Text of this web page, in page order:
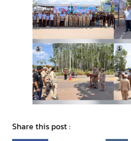
Share this post :